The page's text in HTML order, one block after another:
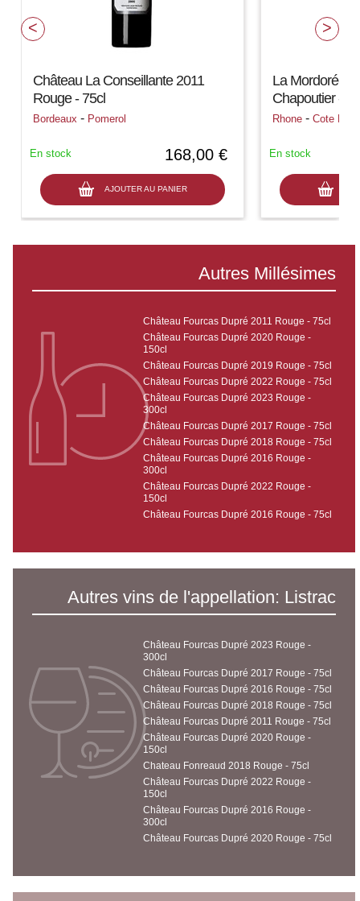
Château La Conseillante 2011
Rouge - 75cl
Bordeaux - Pomerol
168,00 €
AJOUTER AU PANIER
En stock
La Mordorée
Chapoutier -
Rhone -Cote
En stock
Autres Millésimes
Château Fourcas Dupré 2011 Rouge - 75cl
Château Fourcas Dupré 2020 Rouge -
150cl
Château Fourcas Dupré 2019 Rouge - 75cl
Château Fourcas Dupré 2022 Rouge - 75cl
Château Fourcas Dupré 2023 Rouge -
300cl
Château Fourcas Dupré 2017 Rouge - 75cl
Château Fourcas Dupré 2018 Rouge - 75cl
Château Fourcas Dupré 2016 Rouge -
300cl
Château Fourcas Dupré 2022 Rouge -
150cl
Château Fourcas Dupré 2016 Rouge - 75cl
Autres vins de l'appellation: Listrac
Château Fourcas Dupré 2023 Rouge -
300cl
Château Fourcas Dupré 2017 Rouge - 75cl
Château Fourcas Dupré 2016 Rouge - 75cl
Château Fourcas Dupré 2018 Rouge - 75cl
Château Fourcas Dupré 2011 Rouge - 75cl
Château Fourcas Dupré 2020 Rouge -
150cl
Chateau Fonreaud 2018 Rouge - 75cl
Château Fourcas Dupré 2022 Rouge -
150cl
Château Fourcas Dupré 2016 Rouge -
300cl
Château Fourcas Dupré 2020 Rouge - 75cl